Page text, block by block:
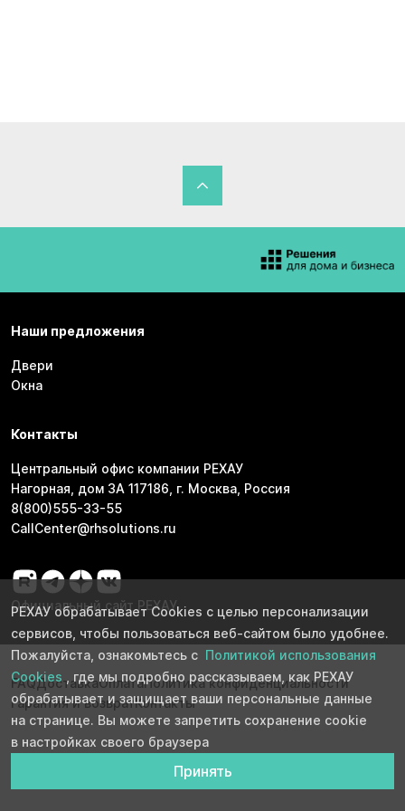
Наши предложения
Двери
Окна
Контакты
Центральный офис компании РЕХАУ
Нагорная, дом 3А 117186, г. Москва, Россия
8(800)555-33-55
CallCenter@rhsolutions.ru
Официальный сайт РЕХАУ
FAQДоставкаОплатаПолитика конфиденциальности
Гарантия и возвратКонтакты
РЕХАУ обрабатывает Cookies с целью персонализации
сервисов, чтобы пользоваться веб-сайтом было удобнее.
Пожалуйста, ознакомьтесь с Политикой использования
Cookies
, где мы подробно рассказываем, как РЕХАУ
обрабатывает и защищает ваши персональные данные
на странице. Вы можете запретить сохранение cookie
в настройках своего браузера
Принять